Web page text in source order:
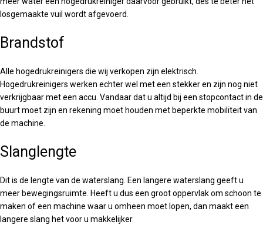
losgemaakte vuil wordt afgevoerd.
Brandstof
Alle hogedrukreinigers die wij verkopen zijn elektrisch.
Hogedrukreinigers werken echter wel met een stekker en zijn nog niet
verkrijgbaar met een accu. Vandaar dat u altijd bij een stopcontact in de
buurt moet zijn en rekening moet houden met beperkte mobiliteit van
de machine.
Slanglengte
Dit is de lengte van de waterslang. Een langere waterslang geeft u
meer bewegingsruimte. Heeft u dus een groot oppervlak om schoon te
maken of een machine waar u omheen moet lopen, dan maakt een
langere slang het voor u makkelijker.